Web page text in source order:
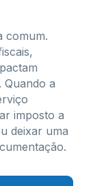
comum.
Quando a
imposto a
deixar uma